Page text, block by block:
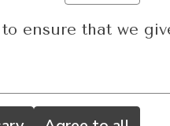
ensure that we